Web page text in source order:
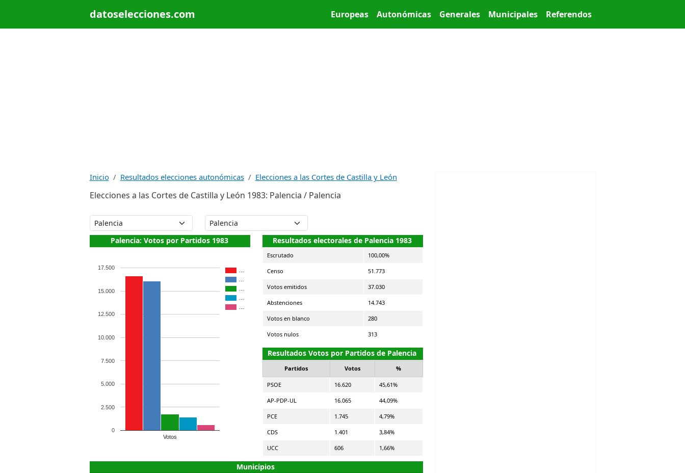
datoselecciones.com Main menu
Europeas Autonómicas Generales Municipales Referendos
Inicio Resultados elecciones autonómicas Elecciones a las Cortes de Castilla y León
Elecciones a las Cortes de Castilla y León 1983: Palencia / Palencia
Palencia: Votos por Partidos 1983
Votos
0
2.500
5.000
7.500
10.000
12.500
15.000
17.500
Resultados electorales de Palencia 1983
Escrutado 100,00%
Censo 51.773
Votos emitidos 37.030
Abstenciones 14.743
Votos en blanco 280
Votos nulos 313
Resultados Votos por Partidos de Palencia
Partidos Votos %
PSOE 16.620 45,61%
AP-PDP-UL 16.065 44,09%
PCE 1.745 4,79%
CDS 1.401 3,84%
UCC 606 1,66%
Municipios